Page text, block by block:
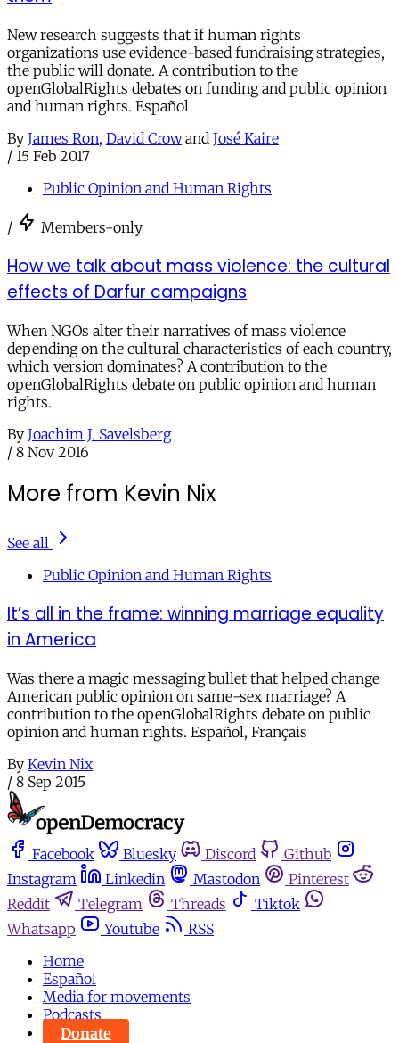
New research suggests that if human rights
organizations use evidence-based fundraising strategies,
the public will donate. A contribution to the
openGlobalRights debates on funding and public opinion
and human rights. Español
By James Ron, David Crowand José Kaire
/ 15 Feb 2017
Public Opinion and Human Rights
/ Members-only
How we talk about mass violence: the cultural
effects of Darfur campaigns
When NGOs alter their narratives of mass violence
depending on the cultural characteristics of each country,
which version dominates? A contribution to the
openGlobalRights debate on public opinion and human
rights.
By Joachim J. Savelsberg
/ 8 Nov 2016
More from Kevin Nix
See all
Public Opinion and Human Rights
It’s all in the frame: winning marriage equality
in America
Was there a magic messaging bullet that helped change
American public opinion on same-sex marriage? A
contribution to the openGlobalRights debate on public
opinion and human rights. Español, Français
By Kevin Nix
/ 8 Sep 2015
Facebook Bluesky Discord
Github
Instagram
Linkedin Mastodon
Pinterest
Reddit
Telegram Threads
Tiktok
Whatsapp
Youtube
RSS
Home
Español
Media for movements
Podcasts
Donate